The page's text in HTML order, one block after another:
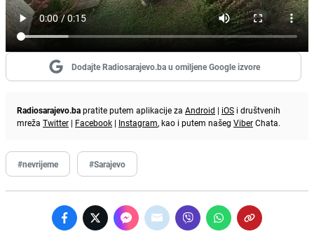
Dodajte Radiosarajevo.ba u omiljene Google izvore
Radiosarajevo.bapratite putem aplikacije za Android | iOS i društvenih
mreža Twitter | Facebook | Instagram, kao i putem našeg ViberChata.
#nevrijeme #Sarajevo